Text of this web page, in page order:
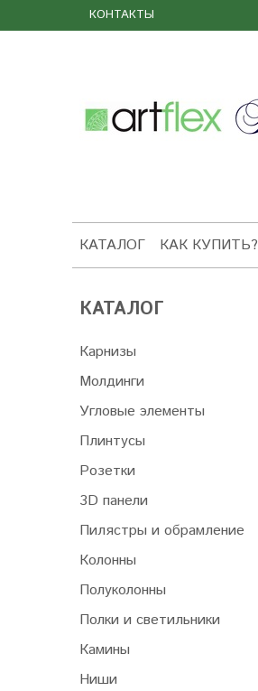
КОНТАКТЫ
КАТАЛОГ КАК КУПИТЬ?
КАТАЛОГ
Карнизы
Молдинги
Угловые элементы
Плинтусы
Розетки
3D панели
Пилястры и обрамление
Колонны
Полуколонны
Полки и светильники
Камины
Ниши